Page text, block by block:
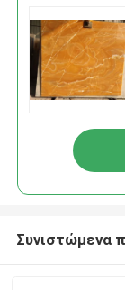
Συνιστώμενα